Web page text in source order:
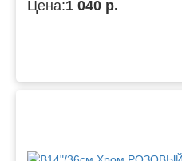
Цена:1 040 р.